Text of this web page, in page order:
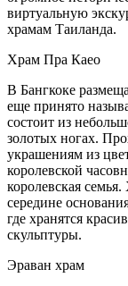
виртуальную
храмам Таиланда.
Храм Пра Каео
В Бангкоке
еще принято
состоит из
золотых ногах.
украшениям из
королевской
королевская
середине
где хранятся
скульптуры.
Эраван храм